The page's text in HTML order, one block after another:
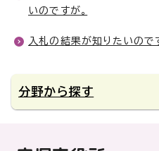
いのですが。
入札の結果が知りたいので
分野から探す